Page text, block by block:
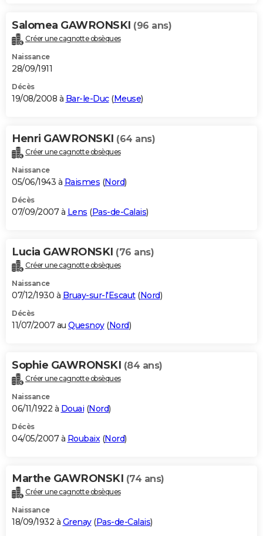
Salomea GAWRONSKI (96 ans)
Créer une cagnotte obsèques
Naissance
28/09/1911
Décès
19/08/2008 à Bar-le-Duc(Meuse)
Henri GAWRONSKI (64 ans)
Créer une cagnotte obsèques
Naissance
05/06/1943 à Raismes (Nord)
Décès
07/09/2007 à Lens (Pas-de-Calais)
Lucia GAWRONSKI (76 ans)
Créer une cagnotte obsèques
Naissance
07/12/1930 à Bruay-sur-l'Escaut(Nord)
Décès
11/07/2007 au Quesnoy(Nord)
Sophie GAWRONSKI (84 ans)
Créer une cagnotte obsèques
Naissance
06/11/1922 à Douai (Nord)
Décès
04/05/2007 à Roubaix(Nord)
Marthe GAWRONSKI (74 ans)
Créer une cagnotte obsèques
Naissance
18/09/1932 à Grenay(Pas-de-Calais)